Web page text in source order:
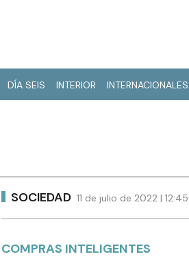
DÍA SEIS INTERIOR INTERNACIONALES
SOCIEDAD 11 de julio de 2022 |
COMPRAS INTELIGENTES